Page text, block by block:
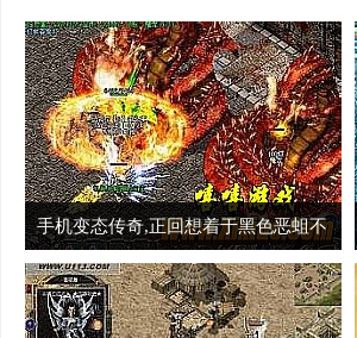
手机变态传奇,正回想着于黑色恶蛆不
至于